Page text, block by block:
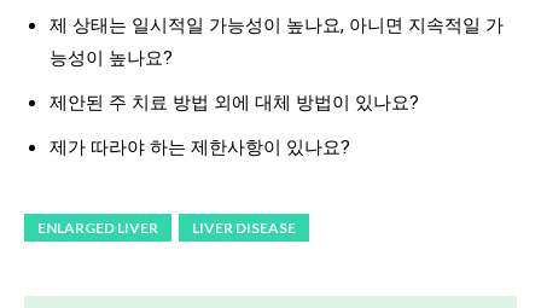
제 상태는 일시적일 가능성이 높나요, 아니면 지속적일 가
능성이 높나요?
제안된 주 치료 방법 외에 대체 방법이 있나요?
제가 따라야 하는 제한사항이 있나요?
ENLARGED LIVER LIVER DISEASE